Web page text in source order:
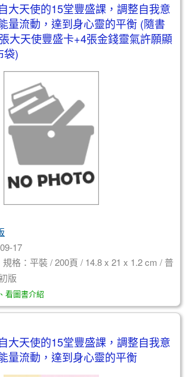
大天使的15堂豐盛課，調整自我意
量流動，達到身心靈的平衡 (隨書
大天使豐盛卡+4張金錢靈氣許願顯
袋)
17
格：平裝 / 200頁 / 14.8 x 21 x 1.2 cm / 普
版
看圖書介紹
大天使的15堂豐盛課，調整自我意
量流動，達到身心靈的平衡